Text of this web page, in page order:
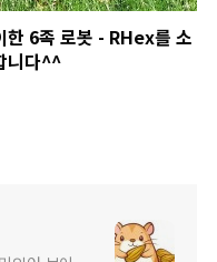
한 6족 로봇 - RHex를 소
니다^^